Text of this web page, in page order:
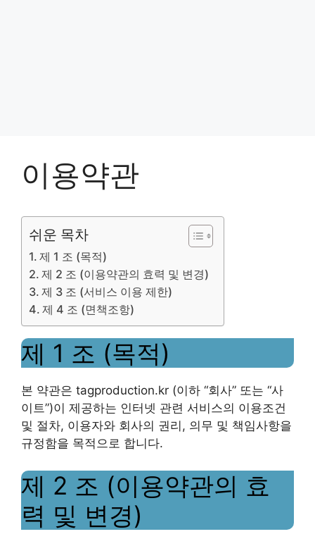
이용약관
쉬운 목차
제 1 조 (목적)
제 2 조 (이용약관의 효력 및 변경)
제 3 조 (서비스 이용 제한)
제 4 조 (면책조항)
제 1 조 (목적)
본 약관은 tagproduction.kr (이하 “회사” 또는 “사
이트”)이 제공하는 인터넷 관련 서비스의 이용조건
및 절차, 이용자와 회사의 권리, 의무 및 책임사항을
규정함을 목적으로 합니다.
제 2 조 (이용약관의 효
력 및 변경)